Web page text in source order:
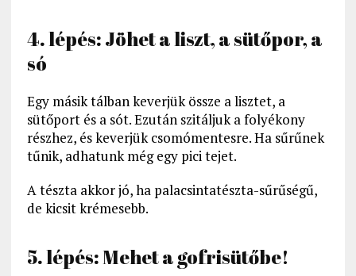
4. lépés: Jöhet a liszt, a sütőpor, a
só
Egy másik tálban keverjük össze a lisztet, a
sütőport és a sót. Ezután szitáljuk a folyékony
részhez, és keverjük csomómentesre. Ha sűrűnek
tűnik, adhatunk még egy pici tejet.
A tészta akkor jó, ha palacsintatészta-sűrűségű,
de kicsit krémesebb.
5. lépés: Mehet a gofrisütőbe!